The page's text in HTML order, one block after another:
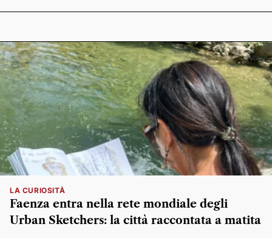
LA CURIOSITÀ
Faenza entra nella rete mondiale degli
Urban Sketchers: la città raccontata a matita